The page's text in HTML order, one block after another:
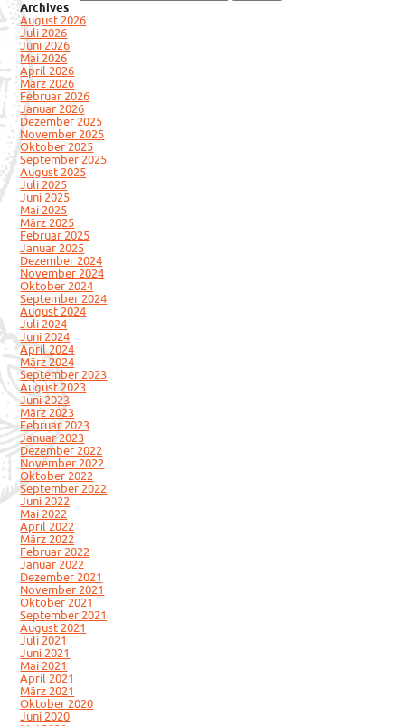
Archives
August 2026
Juli 2026
Juni 2026
Mai 2026
April 2026
März 2026
Februar 2026
Januar 2026
Dezember 2025
November 2025
Oktober 2025
September 2025
August 2025
Juli 2025
Juni 2025
Mai 2025
März 2025
Februar 2025
Januar 2025
Dezember 2024
November 2024
Oktober 2024
September 2024
August 2024
Juli 2024
Juni 2024
April 2024
März 2024
September 2023
August 2023
Juni 2023
März 2023
Februar 2023
Januar 2023
Dezember 2022
November 2022
Oktober 2022
September 2022
Juni 2022
Mai 2022
April 2022
März 2022
Februar 2022
Januar 2022
Dezember 2021
November 2021
Oktober 2021
September 2021
August 2021
Juli 2021
Juni 2021
Mai 2021
April 2021
März 2021
Oktober 2020
Juni 2020